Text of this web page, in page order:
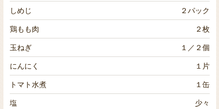
しめじ ２パック
鶏もも肉 ２枚
玉ねぎ １／２個
にんにく １片
トマト水煮 １缶
塩 少々